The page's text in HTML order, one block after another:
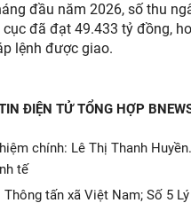
đầu năm 2026, số thu
đã đạt 49.433 tỷ đồng,
lệnh được giao.
ĐIỆN TỬ TỔNG HỢP
chính: Lê Thị Thanh
tế
tấn xã Việt Nam; Số 5